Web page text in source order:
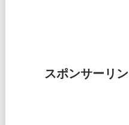
スポンサーリ